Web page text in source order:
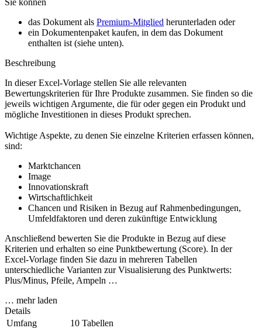
Sie können
das Dokument als Premium-Mitglied herunterladen oder
ein Dokumentenpaket kaufen, in dem das Dokument
enthalten ist (siehe unten).
Beschreibung
In dieser Excel-Vorlage stellen Sie alle relevanten
Bewertungskriterien für Ihre Produkte zusammen. Sie finden so die
jeweils wichtigen Argumente, die für oder gegen ein Produkt und
mögliche Investitionen in dieses Produkt sprechen.
Wichtige Aspekte, zu denen Sie einzelne Kriterien erfassen können,
sind:
Marktchancen
Image
Innovationskraft
Wirtschaftlichkeit
Chancen und Risiken in Bezug auf Rahmenbedingungen,
Umfeldfaktoren und deren zukünftige Entwicklung
Anschließend bewerten Sie die Produkte in Bezug auf diese
Kriterien und erhalten so eine Punktbewertung (Score). In der
Excel-Vorlage finden Sie dazu in mehreren Tabellen
unterschiedliche Varianten zur Visualisierung des Punktwerts:
Plus/Minus, Pfeile, Ampeln …
… mehr laden
Details
Umfang
10 Tabellen